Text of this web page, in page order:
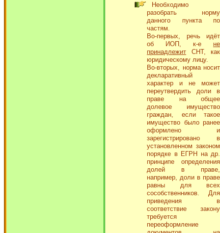
Необходимо
разобрать норму
данного пункта по
частям.
Во-первых, речь идёт
об ИОП, к-е не
принадлежит СНТ, как
юридическому лицу.
Во-вторых, норма носит
декларативный
характер и не может
переутвердить доли в
праве на общее
долевое имущество
граждан, если такое
имущество было ранее
оформлено и
зарегистрировано в
установленном законом
порядке в ЕГРН на др.
принципе определения
долей в праве,
например, доли в праве
равны для всех
сособственников. Для
приведения в
соответствие закону
требуется
переоформление